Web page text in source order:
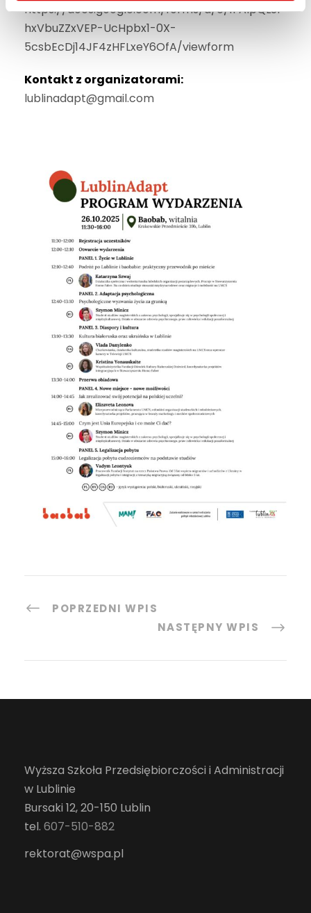
https://docs.google.com/forms/d/e/1FAIpQLSf
hxVbuZZxVEP-UcHpbx1-0X-
5csbEcDj14JF4zHFLxeY6OfA/viewform
Kontakt z organizatorami:
lublinadapt@gmail.com
POPRZEDNI WPIS
NASTĘPNY WPIS
Wyższa Szkoła Przedsiębiorczości i Administracji
w Lublinie
Bursaki 12, 20-150 Lublin
tel. 607-510-882
rektorat@wspa.pl